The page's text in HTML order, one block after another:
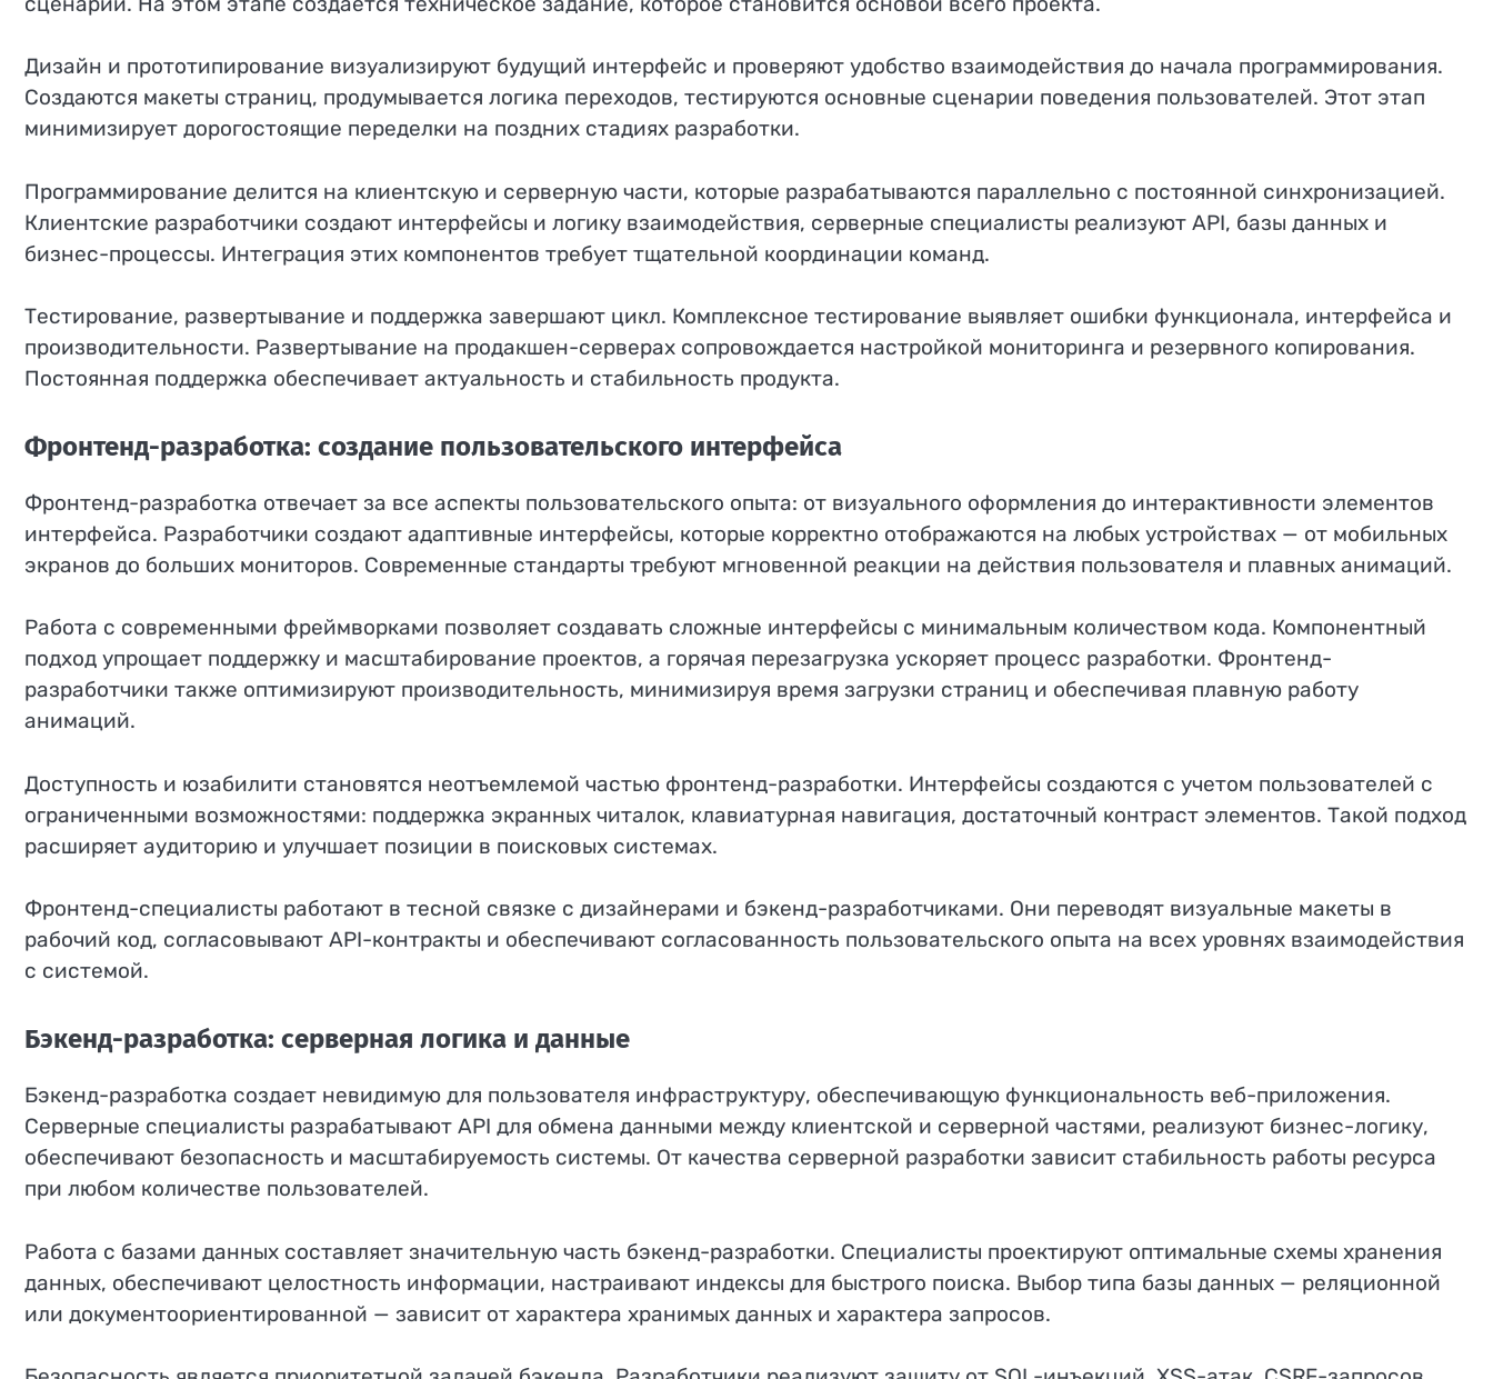
Дизайн и прототипирование визуализируют будущий интерфейс и проверяют удобство взаимодействия до начала программирования.
Создаются макеты страниц, продумывается логика переходов, тестируются основные сценарии поведения пользователей. Этот этап
минимизирует дорогостоящие переделки на поздних стадиях разработки.
Программирование делится на клиентскую и серверную части, которые разрабатываются параллельно с постоянной синхронизацией.
Клиентские разработчики создают интерфейсы и логику взаимодействия, серверные специалисты реализуют API, базы данных и
бизнес-процессы. Интеграция этих компонентов требует тщательной координации команд.
Тестирование, развертывание и поддержка завершают цикл. Комплексное тестирование выявляет ошибки функционала, интерфейса и
производительности. Развертывание на продакшен-серверах сопровождается настройкой мониторинга и резервного копирования.
Постоянная поддержка обеспечивает актуальность и стабильность продукта.
Фронтенд-разработка: создание пользовательского интерфейса
Фронтенд-разработка отвечает за все аспекты пользовательского опыта: от визуального оформления до интерактивности элементов
интерфейса. Разработчики создают адаптивные интерфейсы, которые корректно отображаются на любых устройствах — от мобильных
экранов до больших мониторов. Современные стандарты требуют мгновенной реакции на действия пользователя и плавных анимаций.
Работа с современными фреймворками позволяет создавать сложные интерфейсы с минимальным количеством кода. Компонентный
подход упрощает поддержку и масштабирование проектов, а горячая перезагрузка ускоряет процесс разработки. Фронтенд-
разработчики также оптимизируют производительность, минимизируя время загрузки страниц и обеспечивая плавную работу
анимаций.
Доступность и юзабилити становятся неотъемлемой частью фронтенд-разработки. Интерфейсы создаются с учетом пользователей с
ограниченными возможностями: поддержка экранных читалок, клавиатурная навигация, достаточный контраст элементов. Такой подход
расширяет аудиторию и улучшает позиции в поисковых системах.
Фронтенд-специалисты работают в тесной связке с дизайнерами и бэкенд-разработчиками. Они переводят визуальные макеты в
рабочий код, согласовывают API-контракты и обеспечивают согласованность пользовательского опыта на всех уровнях взаимодействия
с системой.
Бэкенд-разработка: серверная логика и данные
Бэкенд-разработка создает невидимую для пользователя инфраструктуру, обеспечивающую функциональность веб-приложения.
Серверные специалисты разрабатывают API для обмена данными между клиентской и серверной частями, реализуют бизнес-логику,
обеспечивают безопасность и масштабируемость системы. От качества серверной разработки зависит стабильность работы ресурса
при любом количестве пользователей.
Работа с базами данных составляет значительную часть бэкенд-разработки. Специалисты проектируют оптимальные схемы хранения
данных, обеспечивают целостность информации, настраивают индексы для быстрого поиска. Выбор типа базы данных — реляционной
или документоориентированной — зависит от характера хранимых данных и характера запросов.